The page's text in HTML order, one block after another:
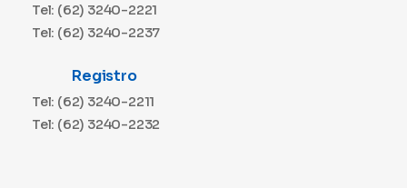
Tel: (62) 3240-2221
Tel: (62) 3240-2237
Registro
Tel: (62) 3240-2211
Tel: (62) 3240-2232